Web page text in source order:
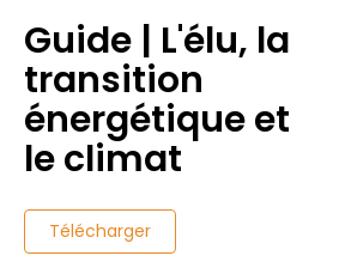
Guide | L'élu, la
transition
énergétique et
le climat
Télécharger